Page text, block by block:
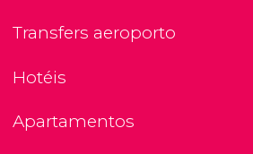
Transfers aeroporto
Hotéis
Apartamentos